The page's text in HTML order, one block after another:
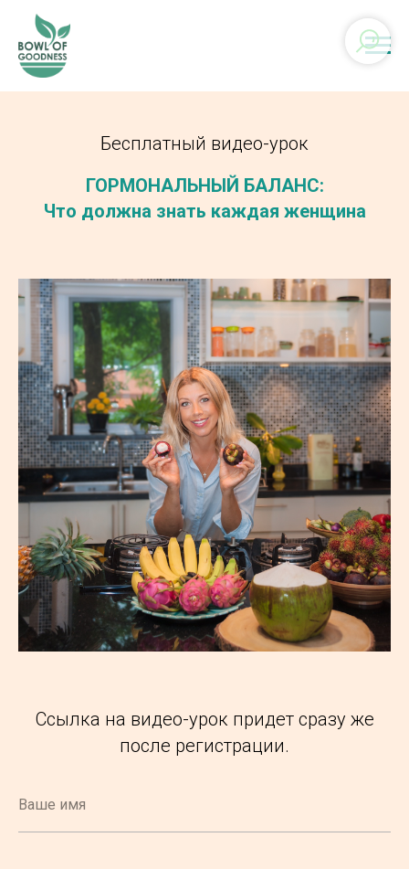
Бесплатный видео-урок
ГОРМОНАЛЬНЫЙ БАЛАНС:
Что должна знать каждая женщина
Ссылка на видео-урок придет сразу же
после регистрации.